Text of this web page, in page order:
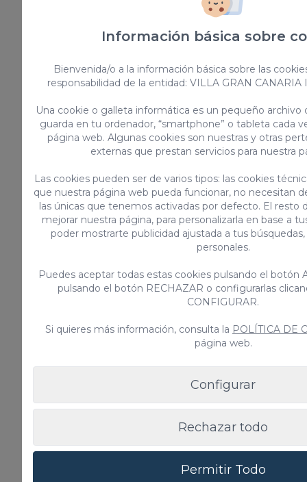
más importante de Canarias después de su
profunda remodelación, convirtiéndose en
entre toda la oferta de ocioque ofrece
Gran Canaria.
Si tienes pensado pasar tus vacaciones
aquí, no dudes en invertir un día en
disfrutar de una jornada de ocio y relax
con la familia o amigos en Aqualand en
Gran Canaria.
¿Te gusta este artículo? Compártelo
Siguiente
Información básica sobre
Bienvenida/o a la información básica sobre las
responsabilidad de la entidad: VILLA GRAN CANARIA
Una cookie o galleta informática es un pequeño archivo
guarda en tu ordenador, “smartphone” o tableta cada
página web. Algunas cookies son nuestras y otras
externas que prestan servicios para nuestra
Las cookies pueden ser de varios tipos: las cookies
que nuestra página web pueda funcionar, no necesitan
las únicas que tenemos activadas por defecto. El resto
mejorar nuestra página, para personalizarla en base a
poder mostrarte publicidad ajustada a tus
personales.
Puedes aceptar todas estas cookies pulsando el botón
pulsando el botón RECHAZAR o configurarlas
CONFIGURAR.
Si quieres más información, consulta la POLÍTICA DE
página web.
Configurar
Rechazar todo
Permitir Todo